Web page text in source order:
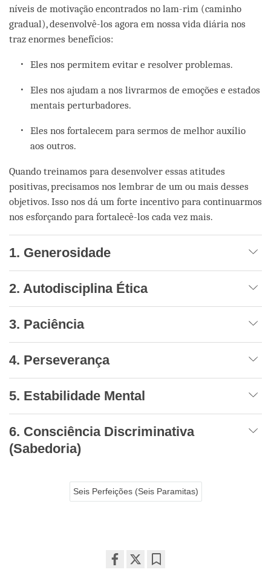
níveis de motivação encontrados no lam-rim (caminho
gradual), desenvolvê-los agora em nossa vida diária nos
traz enormes benefícios:
Eles nos permitem evitar e resolver problemas.
Eles nos ajudam a nos livrarmos de emoções e estados
mentais perturbadores.
Eles nos fortalecem para sermos de melhor auxílio
aos outros.
Quando treinamos para desenvolver essas atitudes
positivas, precisamos nos lembrar de um ou mais desses
objetivos. Isso nos dá um forte incentivo para continuarmos
nos esforçando para fortalecê-los cada vez mais.
1. Generosidade
2. Autodisciplina Ética
3. Paciência
4. Perseverança
5. Estabilidade Mental
6. Consciência Discriminativa
(Sabedoria)
Seis Perfeições (Seis Paramitas)